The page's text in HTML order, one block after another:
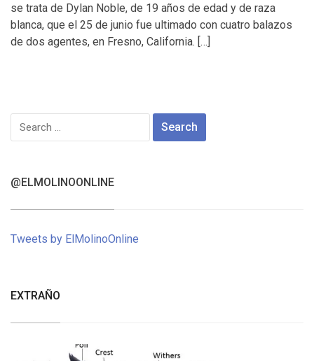
se trata de Dylan Noble, de 19 años de edad y de raza
blanca, que el 25 de junio fue ultimado con cuatro balazos
de dos agentes, en Fresno, California. […]
Search
@ELMOLINOONLINE
Tweets by ElMolinoOnline
EXTRAÑO